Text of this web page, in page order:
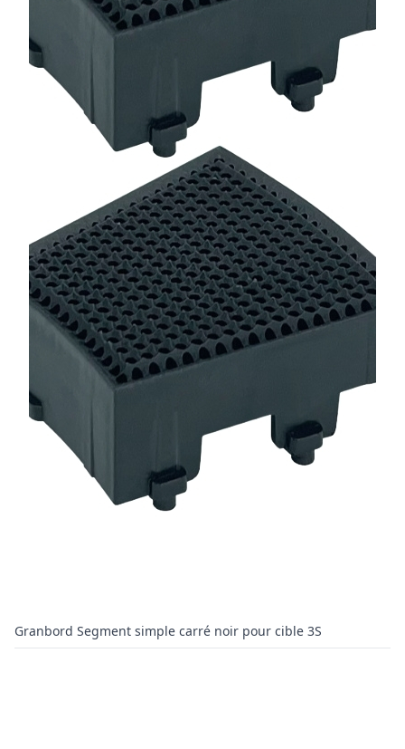
Granbord Segment simple carré noir pour cible 3S